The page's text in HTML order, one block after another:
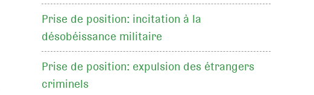
Prise de position: incitation à la
désobéissance militaire
Prise de position: expulsion des étrangers
criminels